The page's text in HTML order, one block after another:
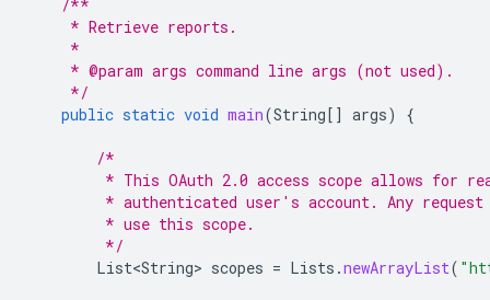
/**
     * Retrieve reports.
     *
     * @param args command line args (not used).
     */
public static void main(String[] args) {
/*
* This OAuth 2.0 access scope allows for
* authenticated user's account. Any
         * use this scope.
         */
List<String> scopes = Lists .newArrayList(